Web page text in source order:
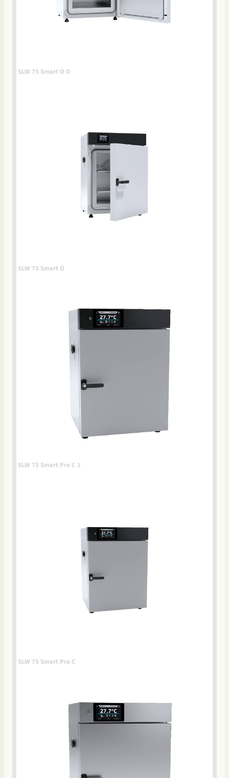
SLW 75 Smart O O
SLW 75 Smart O
SLW 75 Smart Pro C 1
SLW 75 Smart Pro C